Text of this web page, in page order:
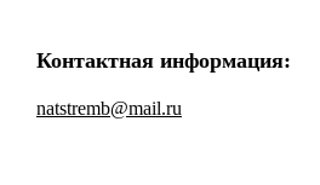
Контактная информация:
natstremb@mail.ru